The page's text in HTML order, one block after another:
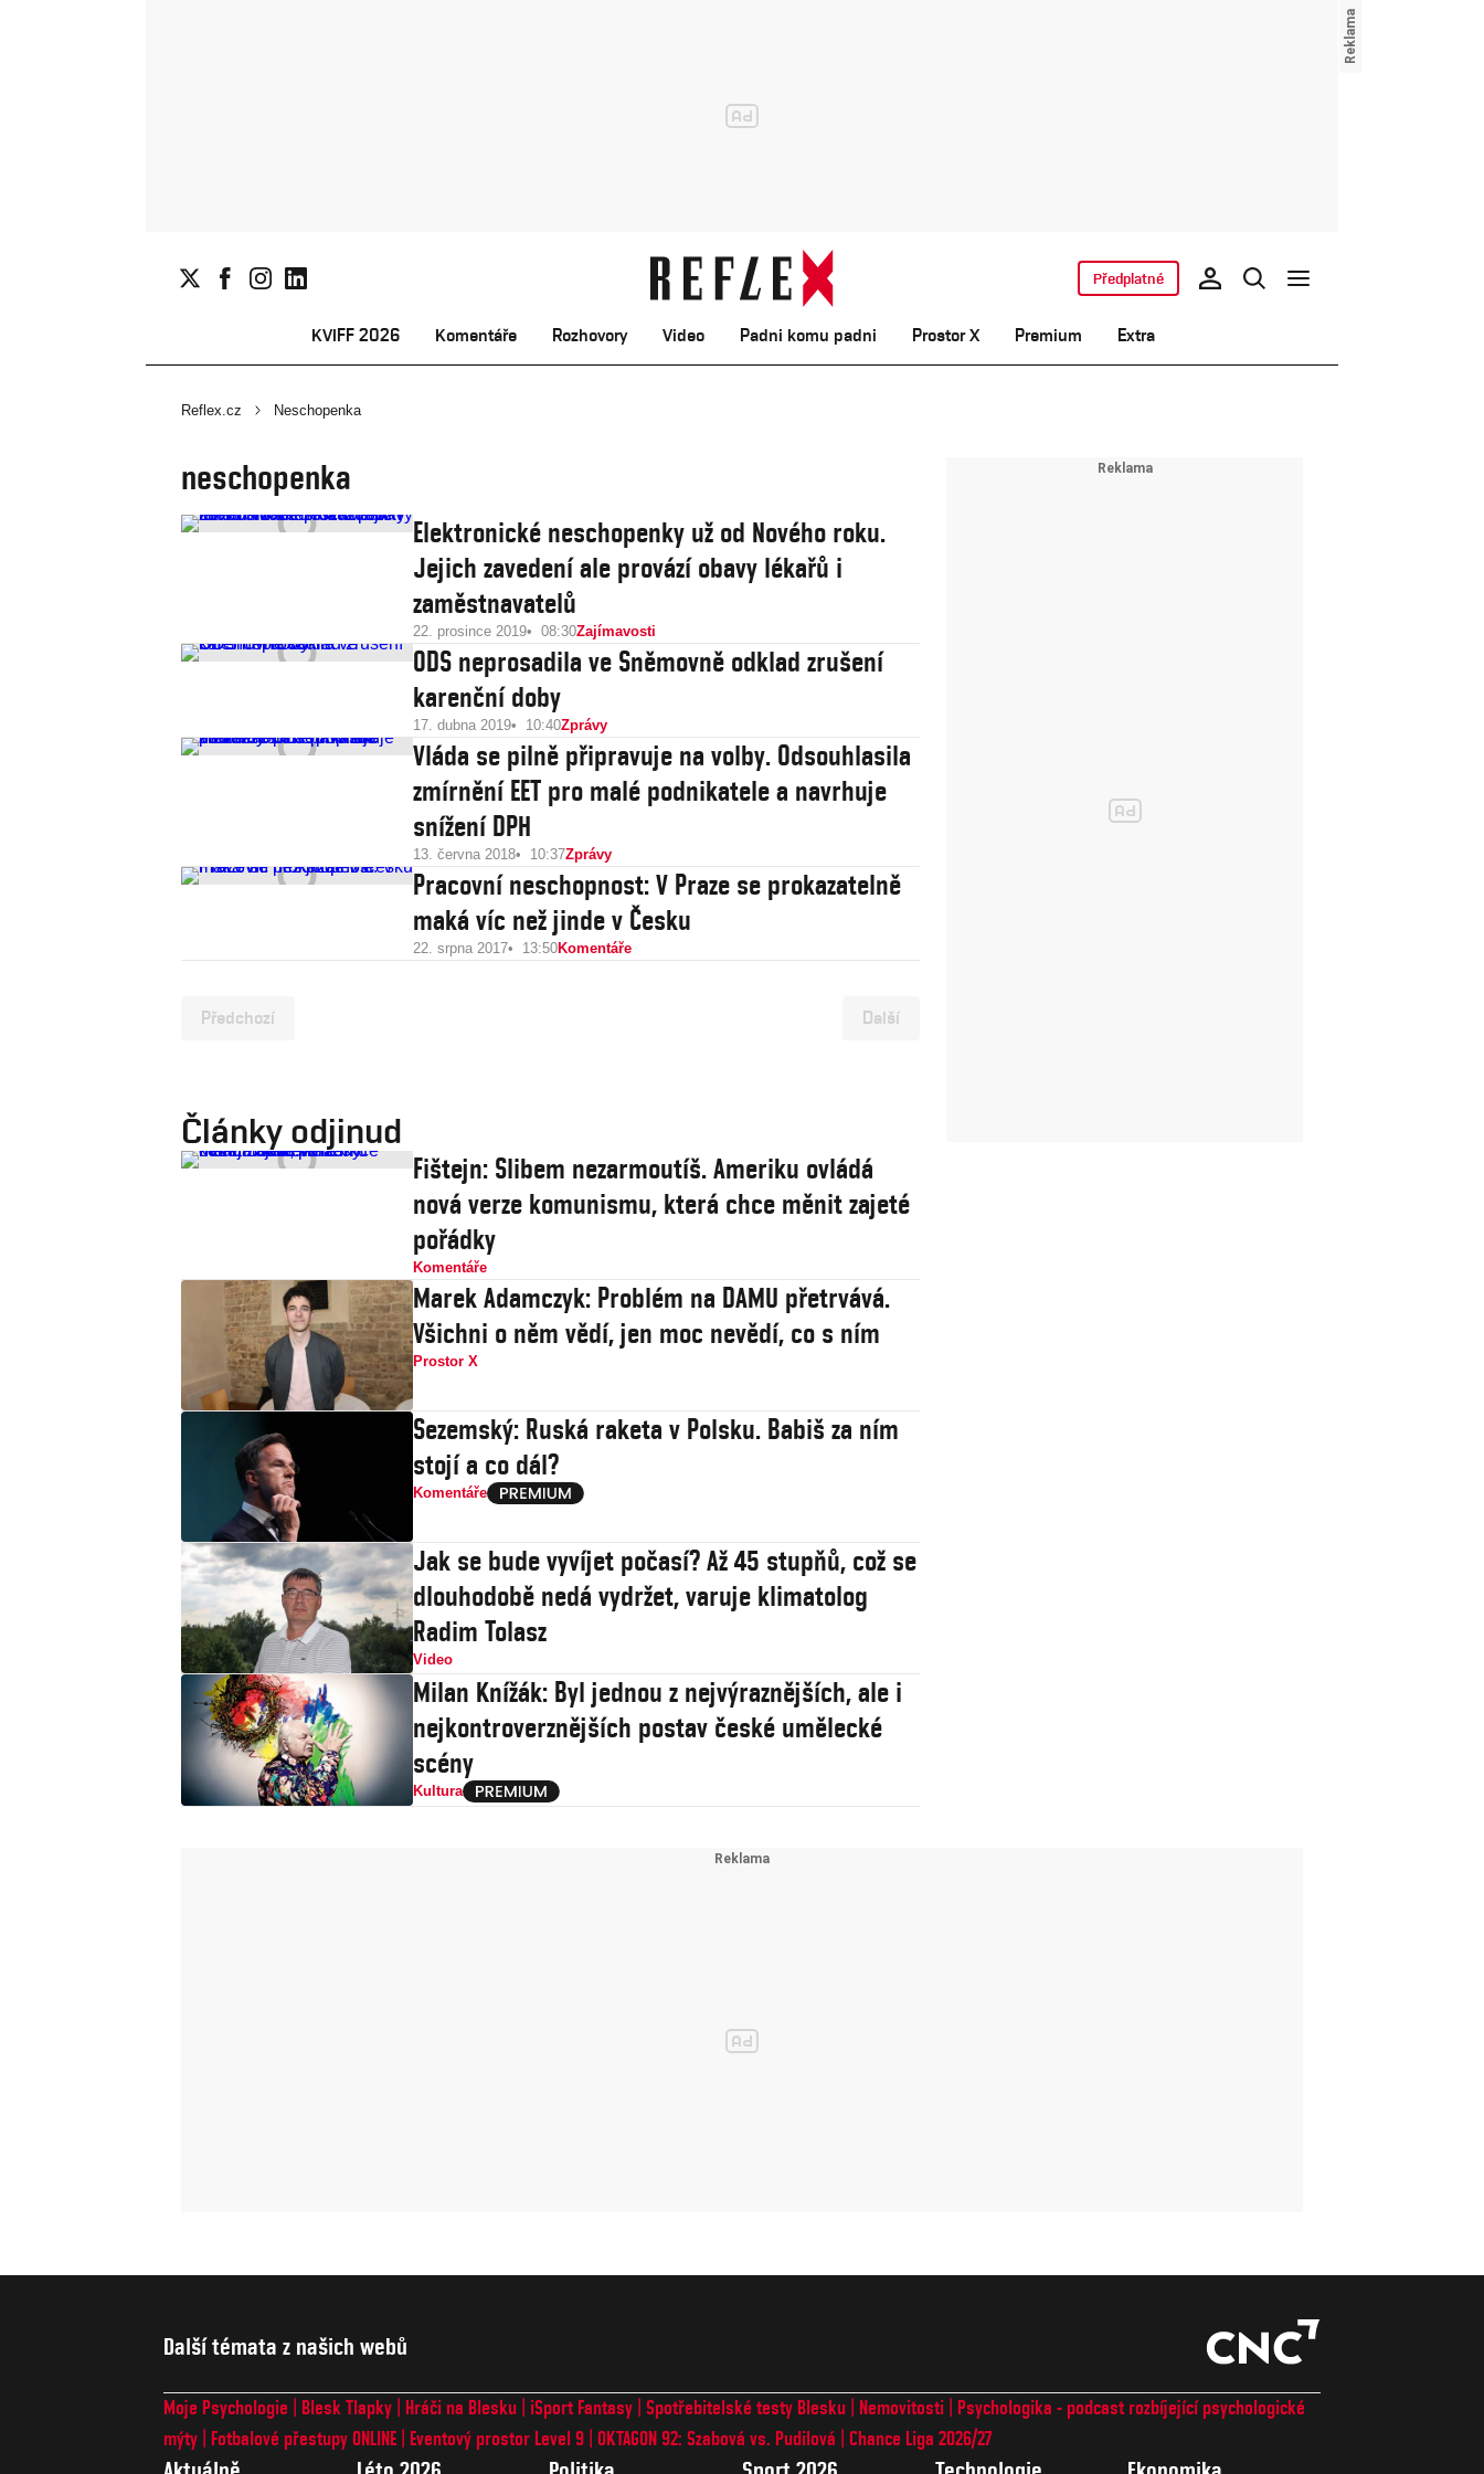
KVIFF 2026 Komentáře Rozhovory Video Padni komu padni Prostor X Premium Extra
Předplatné
Reflex.cz Neschopenka
neschopenka
Elektronické neschopenky už od Nového roku.
Jejich zavedení ale provází obavy lékařů i
zaměstnavatelů
22. prosince 2019 08:30Zajímavosti
ODS neprosadila ve Sněmovně odklad zrušení
karenční doby
17. dubna 2019 10:40Zprávy
Vláda se pilně připravuje na volby. Odsouhlasila
zmírnění EET pro malé podnikatele a navrhuje
snížení DPH
13. června 2018 10:37Zprávy
Pracovní neschopnost: V Praze se prokazatelně
maká víc než jinde v Česku
22. srpna 2017 13:50Komentáře
Předchozí Další
Články odjinud
Fištejn: Slibem nezarmoutíš. Ameriku ovládá
nová verze komunismu, která chce měnit zajeté
pořádky
Komentáře
Marek Adamczyk: Problém na DAMU přetrvává.
Všichni o něm vědí, jen moc nevědí, co s ním
Prostor X
Sezemský: Ruská raketa v Polsku. Babiš za ním
stojí a co dál?
Komentáře
Jak se bude vyvíjet počasí? Až 45 stupňů, což se
dlouhodobě nedá vydržet, varuje klimatolog
Radim Tolasz
Video
Milan Knížák: Byl jednou z nejvýraznějších, ale i
nejkontroverznějších postav české umělecké
scény
Kultura
Další témata z našich webů
Moje Psychologie Blesk Tlapky Hráči na Blesku iSport Fantasy Spotřebitelské testy Blesku Nemovitosti
Psychologika - podcast rozbíjející psychologické
mýty
Fotbalové přestupy ONLINE Eventový prostor Level 9 OKTAGON 92: Szabová vs. Pudilová Chance Liga 2026/27